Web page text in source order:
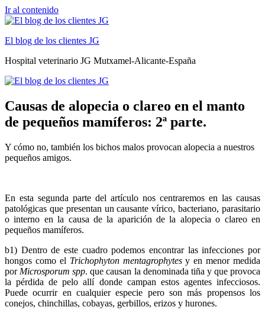
Ir al contenido
El blog de los clientes JG
Hospital veterinario JG Mutxamel-Alicante-España
Causas de alopecia o clareo en el manto
de pequeños mamíferos: 2ª parte.
Y cómo no, también los bichos malos provocan alopecia a nuestros
pequeños amigos.
En esta segunda parte del artículo nos centraremos en las causas
patológicas que presentan un causante vírico, bacteriano, parasitario
o interno en la causa de la aparición de la alopecia o clareo en
pequeños mamíferos.
b1) Dentro de este cuadro podemos encontrar las infecciones por
hongos como el Trichophyton mentagrophytesy en menor medida
por Microsporum spp. que causan la denominada tiña y que provoca
la pérdida de pelo allí donde campan estos agentes infecciosos.
Puede ocurrir en cualquier especie pero son más propensos los
conejos, chinchillas, cobayas, gerbillos, erizos y hurones.